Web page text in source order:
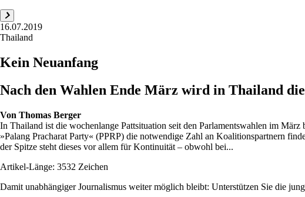
16.07.2019
Thailand
Kein Neuanfang
Nach den Wahlen Ende März wird in Thailand
Von Thomas Berger
In Thailand ist die wochenlange Pattsituation seit den Parlamentswahlen im
»Palang Pracharat Party« (PPRP) die notwendige Zahl an Koalitionspartnern
der Spitze steht dieses vor allem für Kontinuität – obwohl bei...
Artikel-Länge: 3532 Zeichen
Damit unabhängiger Journalismus weiter möglich bleibt: Unterstützen Sie die